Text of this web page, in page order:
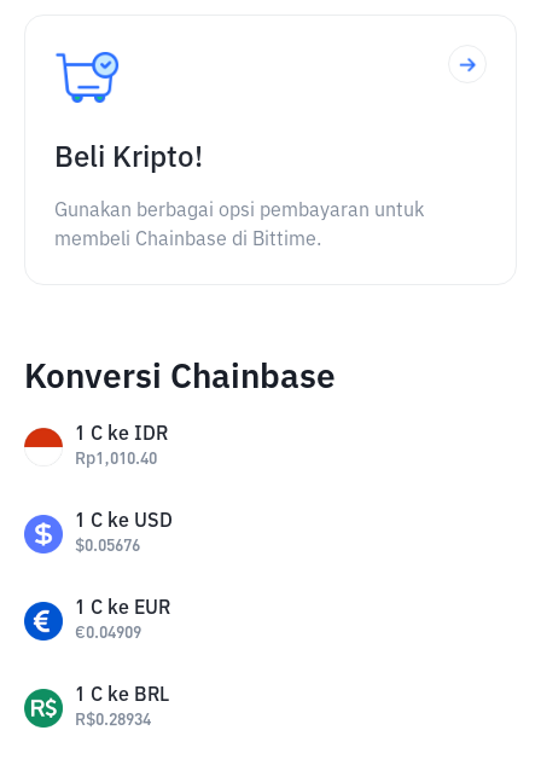
Beli Kripto!
Gunakan berbagai opsi pembayaran untuk
membeli Chainbase di Bittime.
Konversi Chainbase
1 C ke IDR
Rp1,010.40
1 C ke USD
$0.05676
1 C ke EUR
€0.04909
1 C ke BRL
R$0.28934